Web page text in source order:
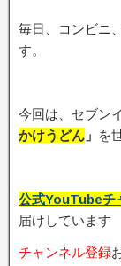
毎日、コンビニ
す。
今回は、セブン
かけうどん 」 を
公式YouTubeチ
届けしています
チャンネル登録